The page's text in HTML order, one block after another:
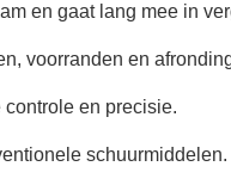
en gaat lang mee in
voorranden en
en precisie.
schuurmiddelen.